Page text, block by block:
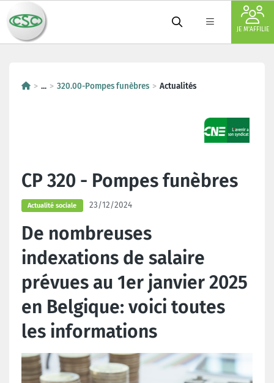
JE M'AFFILIE
... 320.00-Pompes funèbres Actualités
CP 320 - Pompes funèbres
Actualité sociale 23/12/2024
De nombreuses
indexations de salaire
prévues au 1er janvier 2025
en Belgique: voici toutes
les informations